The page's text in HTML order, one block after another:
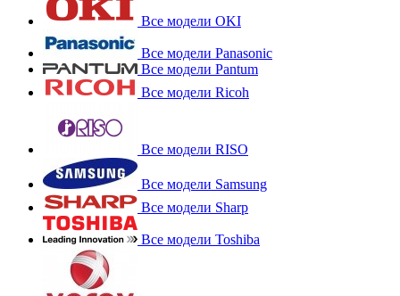
Все модели OKI
Все модели Panasonic
Все модели Pantum
Все модели Ricoh
Все модели RISO
Все модели Samsung
Все модели Sharp
Все модели Toshiba